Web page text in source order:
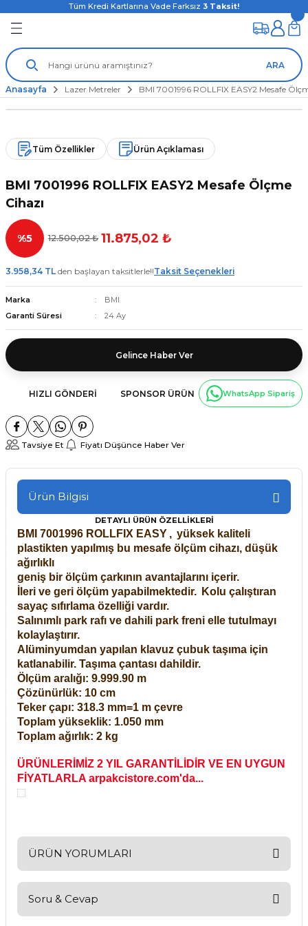
Tüm Kredi Kartlarına Vade Farksız 3 Taksit!
ARA
Anasayfa Lazer Metreler BMI 7001996 ROLLFIX EASY2 Mesafe
Tüm Özellikler Ürün Açıklaması
BMI 7001996 ROLLFIX EASY2 Mesafe Ölçme
Cihazı
%5 12.500,02 ₺ 11.875,02 ₺
3.958,34 TL den başlayan taksitlerle!!Taksit Seçenekleri
Marka
BMI
Garanti Süresi
24 Ay
Gelince Haber Ver
HIZLI GÖNDERI SPONSOR ÜRÜN WhatsApp Sipariş
Tavsiye Et Fiyatı Düşünce Haber Ver
Ürün Bilgisi
DETAYLI ÜRÜN ÖZELLİKLERİ
BMI 7001996 ROLLFIX EASY , yüksek kaliteli
plastikten yapılmış bu mesafe ölçüm cihazı, düşük
ağırlıklı
geniş bir ölçüm çarkının avantajlarını içerir.
İleri ve geri ölçüm yapabilmektedir. Kolu çalıştıran
sayaç sıfırlama özelliği vardır.
Salınımlı park rafı ve dahili park freni elle tutulmayı
kolaylaştırır.
Alüminyumdan yapılan klavuz çubuk taşıma için
katlanabilir. Taşıma çantası dahildir.
Ölçüm aralığı: 9.999.90 m
Çözünürlük: 10 cm
Teker çapı: 318.3 mm=1 m çevre
Toplam yükseklik: 1.050 mm
Toplam ağırlık: 2 kg
ÜRÜNLERİMİZ 2 YIL GARANTİLİDİR VE EN UYGUN
FİYATLARLA arpakcistore.com'da...
ÜRÜN YORUMLARI
Bu ürüne ilk yorumu siz yapın!
Soru & Cevap